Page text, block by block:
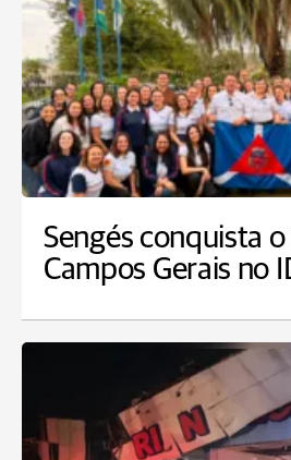
Sengés conquista o
Campos Gerais no